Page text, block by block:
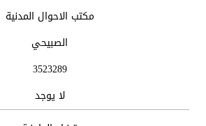
مكتب الاحوال المدنية
الصبيحي
3523289
لا يوجد